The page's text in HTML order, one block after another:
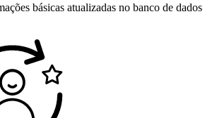
básicas atualizadas no banco de dados